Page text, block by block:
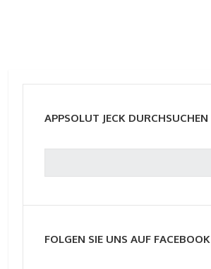
APPSOLUT JECK DURCHSUCHEN
FOLGEN SIE UNS AUF FACEBOOK